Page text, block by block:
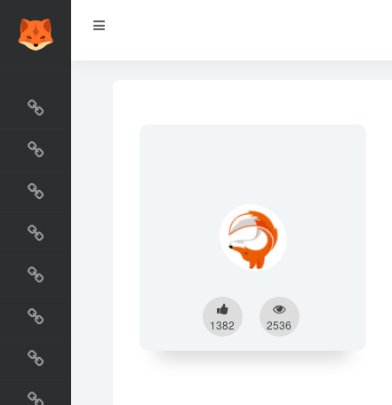
最新收录
网站资源榜
交流排行榜
金融排行榜
阅读排行榜
工具排行榜
设计排行榜
1382 2536